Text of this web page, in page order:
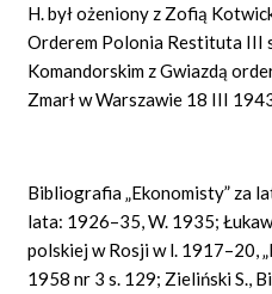
H. był ożeniony z Zofią
Orderem Polonia Restituta III
Komandorskim z Gwiazdą
Zmarł w Warszawie 18 III
Bibliografia „Ekonomisty” za
lata: 1926–35, W. 1935;
polskiej w Rosji w l. 1917–20,
1958 nr 3 s. 129; Zieliński S.,